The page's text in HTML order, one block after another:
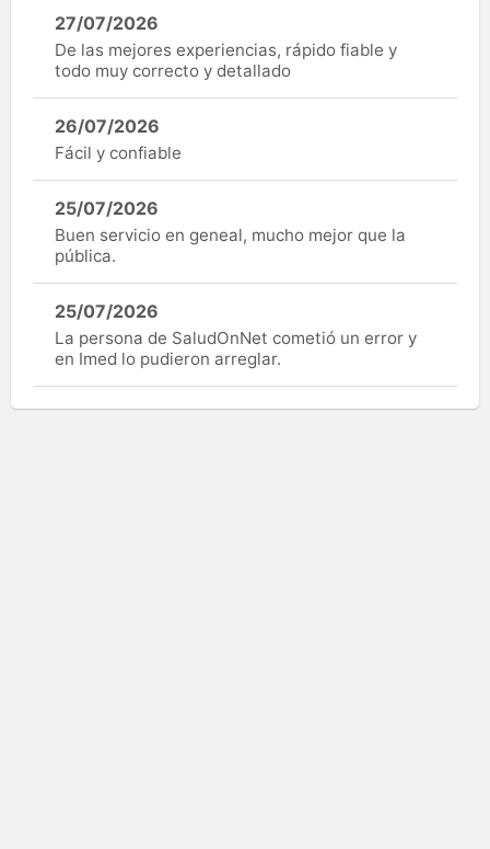
27/07/2026
De las mejores experiencias, rápido fiable y
todo muy correcto y detallado
26/07/2026
Fácil y confiable
25/07/2026
Buen servicio en geneal, mucho mejor que la
pública.
25/07/2026
La persona de SaludOnNet cometió un error y
en Imed lo pudieron arreglar.